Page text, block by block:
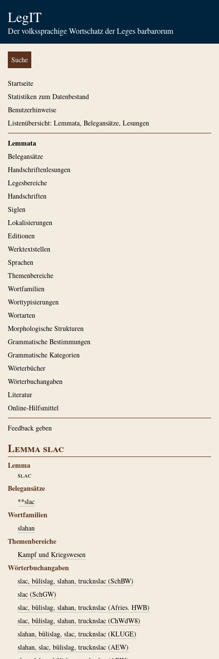
LegIT
Der volkssprachige Wortschatz der Leges barbarorum
Suche
Startseite
Statistiken zum Datenbestand
Benutzerhinweise
Listenübersicht: Lemmata, Belegansätze, Lesungen
Lemmata
Belegansätze
Handschriftenlesungen
Legesbereiche
Handschriften
Siglen
Lokalisierungen
Editionen
Werktextstellen
Sprachen
Themenbereiche
Wortfamilien
Worttypisierungen
Wortarten
Morphologische Strukturen
Grammatische Bestimmungen
Grammatische Kategorien
Wörterbücher
Wörterbuchangaben
Literatur
Online-Hilfsmittel
Feedback geben
Lemma slac
Lemma
slac
Belegansätze
**slac
Wortfamilien
slahan
Themenbereiche
Kampf und Kriegswesen
Wörterbuchangaben
slac, bûlislag, slahan, trucknslac (SchBW)
slac (SchGW)
slac, bûlislag, slahan, trucknslac (Afries. HWB)
slac, bûlislag, slahan, trucknslac (ChWdW8)
slahan, bûlislag, slac, trucknslac (KLUGE)
slahan, slac, bûlislag, trucknslac (AEW)